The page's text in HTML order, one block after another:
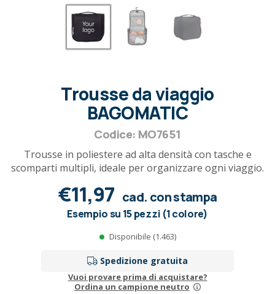
Trousse da viaggio
BAGOMATIC
Codice: MO7651
Trousse in poliestere ad alta densità con tasche e
scomparti multipli, ideale per organizzare ogni viaggio.
€11,97 cad. con stampa
Esempio su 15 pezzi (1 colore)
Disponibile (1.463)
Spedizione gratuita
Vuoi provare prima di acquistare?
Ordina un campione neutro